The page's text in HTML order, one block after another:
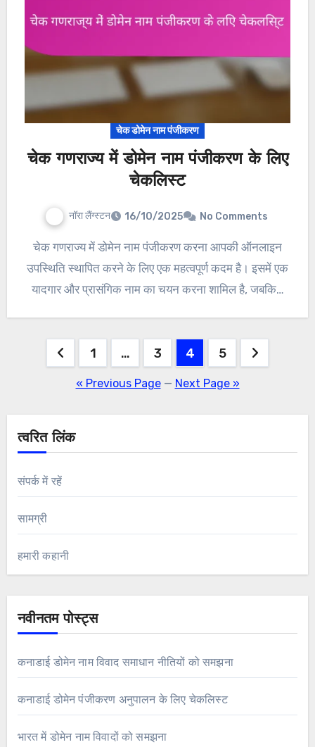
चेक डोमेन नाम पंजीकरण
चेक गणराज्य में डोमेन नाम पंजीकरण के लिए
चेकलिस्ट
नॉरा लैंग्स्टन 16/10/2025 No Comments
चेक गणराज्य में डोमेन नाम पंजीकरण करना आपकी ऑनलाइन
उपस्थिति स्थापित करने के लिए एक महत्वपूर्ण कदम है। इसमें एक
यादगार और प्रासंगिक नाम का चयन करना शामिल है, जबकि…
Posts
pagination
1 … 3 4 5
« Previous Page— Next Page »
त्वरित लिंक
संपर्क में रहें
सामग्री
हमारी कहानी
नवीनतम पोस्ट्स
कनाडाई डोमेन नाम विवाद समाधान नीतियों को समझना
कनाडाई डोमेन पंजीकरण अनुपालन के लिए चेकलिस्ट
भारत में डोमेन नाम विवादों को समझना